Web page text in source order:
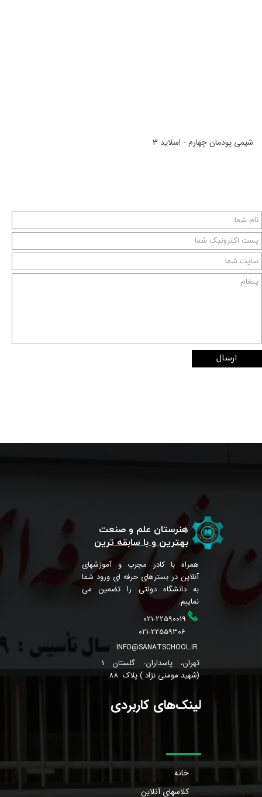
شیمی پودمان چهارم - اسلاید 3
ارسال
هنرستان علم و صنعت
بهترین و با سابقه ترین
همراه با کادر مجرب و آموزشهای
آنلاین در بسترهای حرفه ای ورود شما
به دانشگاه دولتی را تضمین می
نماییم.
021-22559306
INFO@SANATSCHOOL.IR
تهران، پاسداران- گلستان 1
(شهید مومنی نژاد ) پلاک 88
021-22590019
لینک‌های کاربردی
خانه
کلاسهای آنلاین